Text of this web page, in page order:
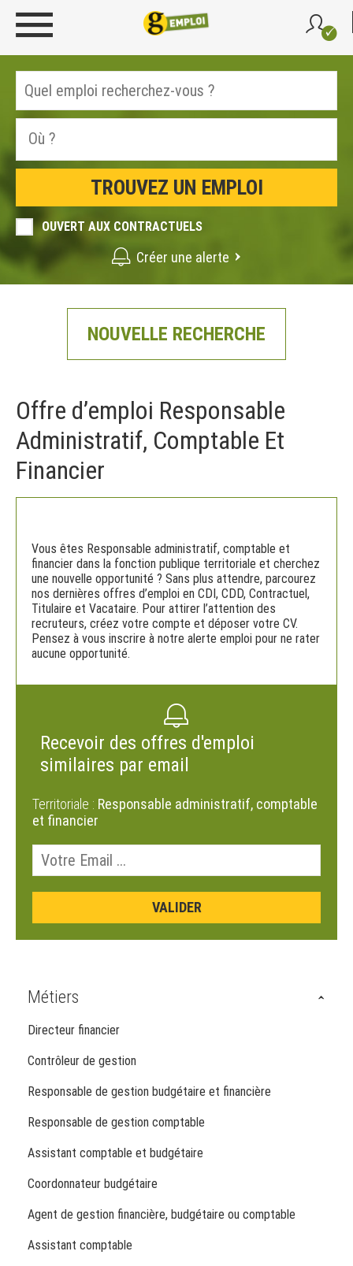
OUVERT AUX CONTRACTUELS
Créer une alerte
NOUVELLE RECHERCHE
Offre d’emploi Responsable
Administratif, Comptable Et
Financier
Vous êtes Responsable administratif, comptable et
financier dans la fonction publique territoriale et cherchez
une nouvelle opportunité ? Sans plus attendre, parcourez
nos dernières offres d’emploi en CDI, CDD, Contractuel,
Titulaire et Vacataire. Pour attirer l’attention des
recruteurs, créez votre compte et déposer votre CV.
Pensez à vous inscrire à notre alerte emploi pour ne rater
aucune opportunité.
Recevoir des offres d'emploi
similaires par email
Territoriale : Responsable administratif, comptable
et financier
Métiers
Directeur financier
Contrôleur de gestion
Responsable de gestion budgétaire et financière
Responsable de gestion comptable
Assistant comptable et budgétaire
Coordonnateur budgétaire
Agent de gestion financière, budgétaire ou comptable
Assistant comptable